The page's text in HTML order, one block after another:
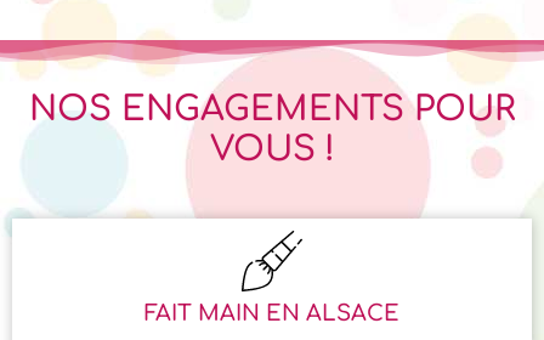
NOS ENGAGEMENTS POUR
VOUS !
FAIT MAIN EN ALSACE